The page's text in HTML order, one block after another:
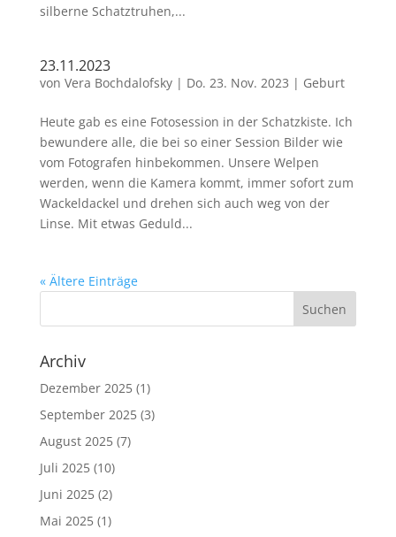
silberne Schatztruhen,...
23.11.2023
von Vera Bochdalofsky| Do. 23. Nov. 2023 | Geburt
Heute gab es eine Fotosession in der Schatzkiste. Ich
bewundere alle, die bei so einer Session Bilder wie
vom Fotografen hinbekommen. Unsere Welpen
werden, wenn die Kamera kommt, immer sofort zum
Wackeldackel und drehen sich auch weg von der
Linse. Mit etwas Geduld...
« Ältere Einträge
Archiv
Dezember 2025(1)
September 2025(3)
August 2025(7)
Juli 2025(10)
Juni 2025(2)
Mai 2025(1)